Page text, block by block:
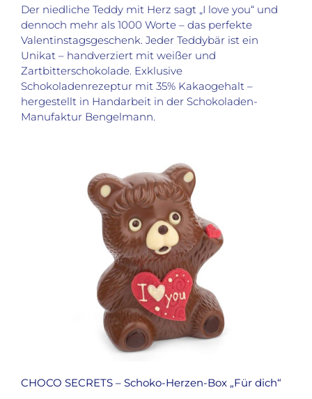
Der niedliche Teddy mit Herz sagt „I love you“ und
dennoch mehr als 1000 Worte – das perfekte
Valentinstagsgeschenk. Jeder Teddybär ist ein
Unikat – handverziert mit weißer und
Zartbitterschokolade. Exklusive
Schokoladenrezeptur mit 35% Kakaogehalt –
hergestellt in Handarbeit in der Schokoladen-
Manufaktur Bengelmann.
CHOCO SECRETS – Schoko-Herzen-Box „Für dich“